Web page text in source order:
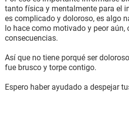
tanto física y mentalmente para el
es complicado y doloroso, es algo
lo hace como motivado y peor aún,
consecuencias.
Así que no tiene porqué ser
fue brusco y torpe contigo.
Espero haber ayudado a despejar